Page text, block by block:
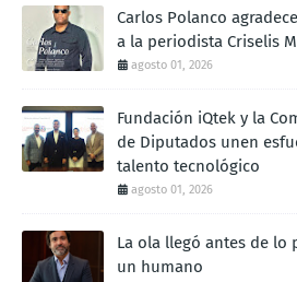
Carlos Polanco
a la periodista Criselis
agosto 01, 2026
Fundación iQtek y la
de Diputados unen
talento tecnológico
agosto 01, 2026
La ola llegó antes de lo
un humano